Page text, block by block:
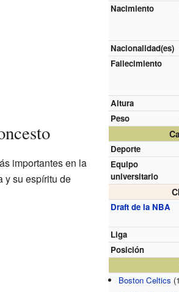
Nacimiento
Nacionalidad(es)
Fallecimiento
Altura
Peso
Deporte
Equipo
universitario
Draft de la NBA
Liga
Posición
Boston Celtics
importantes en la
y su espíritu de